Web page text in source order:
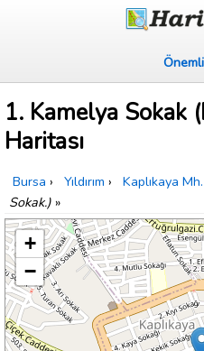
1. Kamelya Sokak
Haritası
Bursa › Yıldırım › Kaplıkaya Mh.
Sokak.) »
+
−